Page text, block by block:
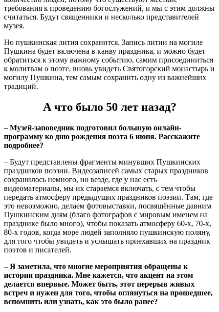
требования к проведению богослужений, и мы с этим должны
считаться. Будут священники и несколько представителей
музея.
Но пушкинская лития сохранится. Запись литии на могиле
Пушкина будет включена в канву праздника, и можно будет
обратиться к этому важному событию, самим присоединиться
к молитвам о поэте, вновь увидеть Святогорский монастырь и
могилу Пушкина, тем самым сохранить одну из важнейших
традиций.
А что было 50 лет назад?
– Музей-заповедник подготовил большую онлайн-
программу ко дню рождения поэта 6 июня. Расскажите
подробнее?
– Будут представлены фрагменты минувших Пушкинских
праздников поэзии. Видеозаписей самых старых праздников
сохранилось немного, но везде, где у нас есть
видеоматериалы, мы их стараемся включать, с тем чтобы
передать атмосферу предыдущих праздников поэзии. Там, где
это невозможно, делаем фотовыставки, посвящённые давним
Пушкинским дням (благо фотографов с мировым именем на
празднике было много), чтобы показать атмосферу 60-х, 70-х,
80-х годов, когда море людей заполняло пушкинскую поляну,
для того чтобы увидеть и услышать приехавших на праздник
поэтов и писателей.
– Я заметила, что многие мероприятия обращены к
истории праздника. Мне кажется, что акцент на этом
делается впервые. Может быть, этот перерыв живых
встреч и нужен для того, чтобы оглянуться на прошедшее,
вспомнить или узнать, как это было ранее?